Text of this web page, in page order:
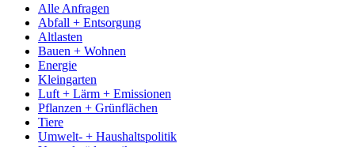
Alle Anfragen
Abfall + Entsorgung
Altlasten
Bauen + Wohnen
Energie
Kleingarten
Luft + Lärm + Emissionen
Pflanzen + Grünflächen
Tiere
Umwelt- + Haushaltspolitik